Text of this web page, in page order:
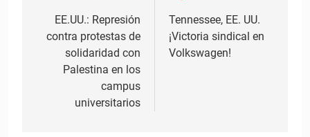
entradas
EE.UU.: Represión
contra protestas de
solidaridad con
Palestina en los
campus
universitarios
Tennessee, EE. UU.
¡Victoria sindical en
Volkswagen!